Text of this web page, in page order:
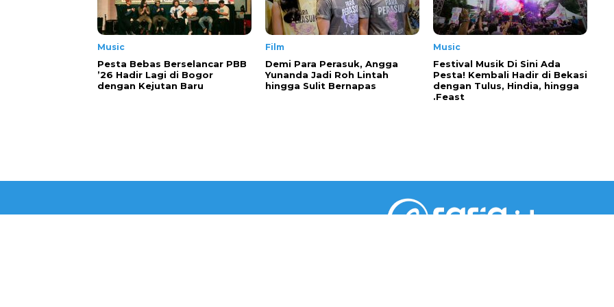
Music
Pesta Bebas Berselancar PBB
’26 Hadir Lagi di Bogor
dengan Kejutan Baru
Film
Demi Para Perasuk, Angga
Yunanda Jadi Roh Lintah
hingga Sulit Bernapas
Music
Festival Musik Di Sini Ada
Pesta! Kembali Hadir di Bekasi
dengan Tulus, Hindia, hingga
.Feast